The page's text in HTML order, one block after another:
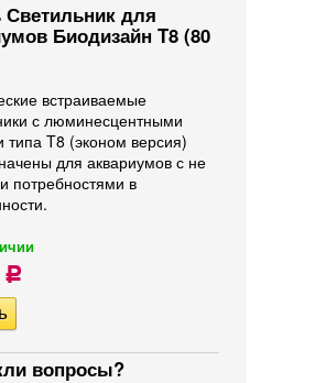
Светильник для
Биодизайн T8 (80
встраиваемые
с люминесцентными
T8 (эконом версия)
для аквариумов с не
потребностями в
Р
вопросы?